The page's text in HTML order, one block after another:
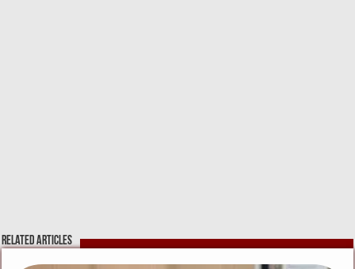
Related Articles